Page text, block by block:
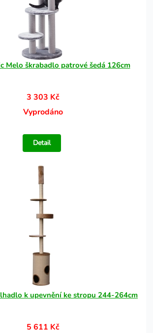
Melo škrabadlo patrové šedá 126cm
3 303 Kč
Vyprodáno
Detail
k upevnění ke stropu 244-264cm
5 611 Kč